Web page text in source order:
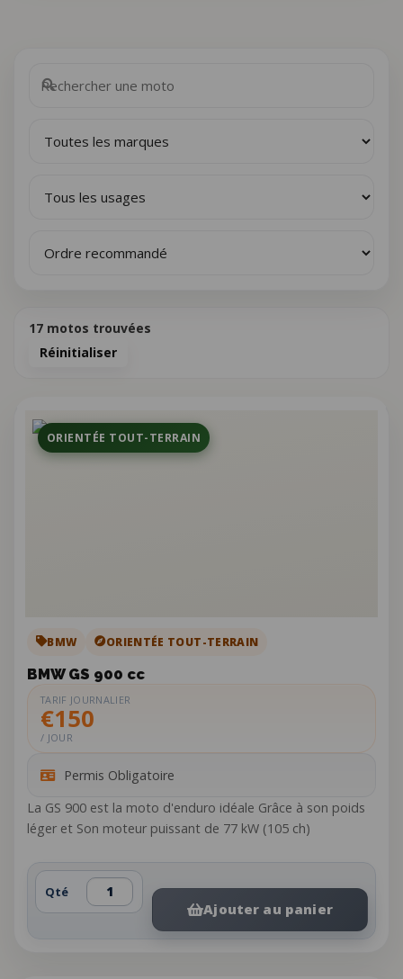
17 motos trouvées
Réinitialiser
ORIENTÉE TOUT-TERRAIN
BMW ORIENTÉE TOUT-TERRAIN
BMW GS 900 cc
TARIF JOURNALIER
€150
/ JOUR
Permis Obligatoire
La GS 900 est la moto d'enduro idéale Grâce à son poids
léger et Son moteur puissant de 77 kW (105 ch)
Qté
Ajouter au panier